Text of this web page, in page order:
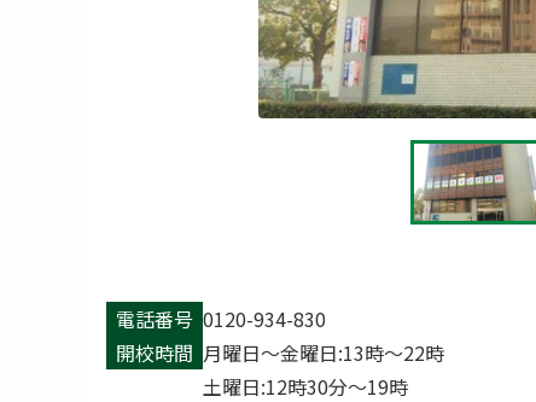
電話番号 0120-934-830
開校時間 月曜日〜金曜日:13時〜22時
土曜日:12時30分〜19時